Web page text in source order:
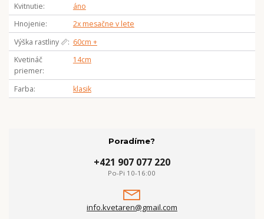
Kvitnutie
áno
Hnojenie
2x mesačne v lete
Výška rastliny 📏
60cm +
Kvetináč
priemer
14cm
Farba klasik
Poradíme?
+421 907 077 220
Po-Pi 10-16:00
info.kvetaren@gmail.com